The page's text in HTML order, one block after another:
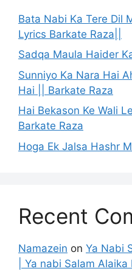
Bata Nabi Ka Tere Dil
Lyrics Barkate Raza||
Sadqa Maula Haider
Sunniyo Ka Nara Hai
Hai || Barkate Raza
Hai Bekason Ke Wali
Barkate Raza
Hoga Ek Jalsa Hashr
Recent
Namazein on Ya Nabi
| Ya nabi Salam Alaika